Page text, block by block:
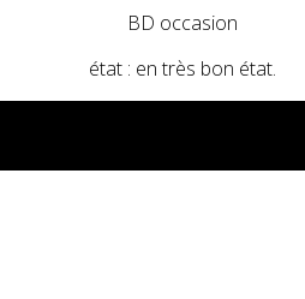
BD occasion
état : en très bon état.